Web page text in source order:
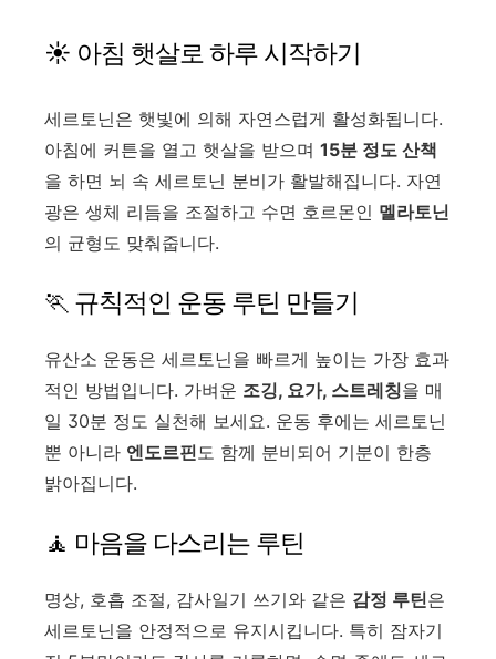
☀ 아침 햇살로 하루 시작하기
세르토닌은 햇빛에 의해 자연스럽게 활성화됩니다.
아침에 커튼을 열고 햇살을 받으며 15분 정도 산책
을 하면 뇌 속 세르토닌 분비가 활발해집니다. 자연
광은 생체 리듬을 조절하고 수면 호르몬인 멜라토닌
의 균형도 맞춰줍니다.
🏃 규칙적인 운동 루틴 만들기
유산소 운동은 세르토닌을 빠르게 높이는 가장 효과
적인 방법입니다. 가벼운 조깅, 요가, 스트레칭을 매
일 30분 정도 실천해 보세요. 운동 후에는 세르토닌
뿐 아니라 엔도르핀도 함께 분비되어 기분이 한층
밝아집니다.
🧘 마음을 다스리는 루틴
명상, 호흡 조절, 감사일기 쓰기와 같은 감정 루틴은
세르토닌을 안정적으로 유지시킵니다. 특히 잠자기